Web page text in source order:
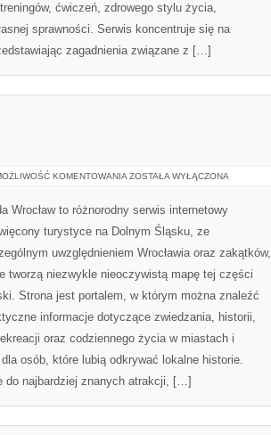
ćwiczeń, zdrowego stylu życia,
sprawności. Serwis koncentruje się na
zagadnienia związane z […]
KOMENTOWANIA BOLESŁAWIEC
ZOSTAŁA WYŁĄCZONA
Wrocław to różnorodny serwis internetowy
turystyce na Dolnym Śląsku, ze
uwzględnieniem Wrocławia oraz zakątków,
tworzą niezwykle nieoczywistą mapę tej części
Strona jest portalem, w którym można znaleźć
informacje dotyczące zwiedzania, historii,
oraz codziennego życia w miastach i
osób, które lubią odkrywać lokalne historie.
do najbardziej znanych atrakcji, […]